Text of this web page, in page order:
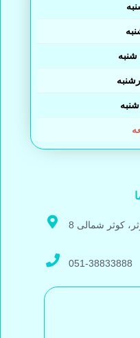
کوثر شمالی 8
051-38833888